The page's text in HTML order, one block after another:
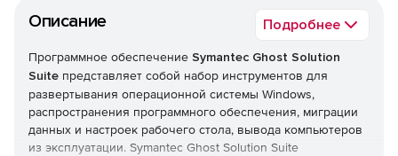
Описание Подробнее
Программное обеспечение Symantec Ghost Solution
Suite представляет собой набор инструментов для
развертывания операционной системы Windows,
распространения программного обеспечения, миграции
данных и настроек рабочего стола, вывода компьютеров
из эксплуатации. Symantec Ghost Solution Suite